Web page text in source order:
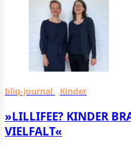
bliq-journal Kinder
»LILLIFEE? KINDER
VIELFALT«